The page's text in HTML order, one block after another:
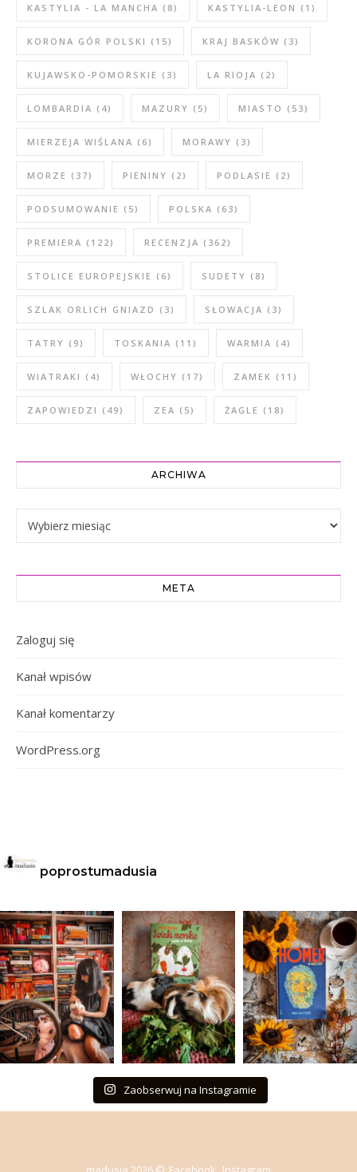
KASTYLIA - LA MANCHA (8) KASTYLIA-LEON (1)
KORONA GÓR POLSKI (15) KRAJ BASKÓW (3)
KUJAWSKO-POMORSKIE (3) LA RIOJA (2)
LOMBARDIA (4) MAZURY (5) MIASTO (53)
MIERZEJA WIŚLANA (6) MORAWY (3)
MORZE (37) PIENINY (2) PODLASIE (2)
PODSUMOWANIE (5) POLSKA (63)
PREMIERA (122) RECENZJA (362)
STOLICE EUROPEJSKIE (6) SUDETY (8)
SZLAK ORLICH GNIAZD (3) SŁOWACJA (3)
TATRY (9) TOSKANIA (11) WARMIA (4)
WIATRAKI (4) WŁOCHY (17) ZAMEK (11)
ZAPOWIEDZI (49) ZEA (5) ŻAGLE (18)
ARCHIWA
Archiwa
META
Zaloguj się
Kanał wpisów
Kanał komentarzy
WordPress.org
poprostumadusia
Zaobserwuj na Instagramie